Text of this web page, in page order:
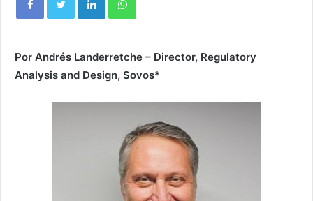
Por Andrés Landerretche – Director, Regulatory
Analysis and Design, Sovos*